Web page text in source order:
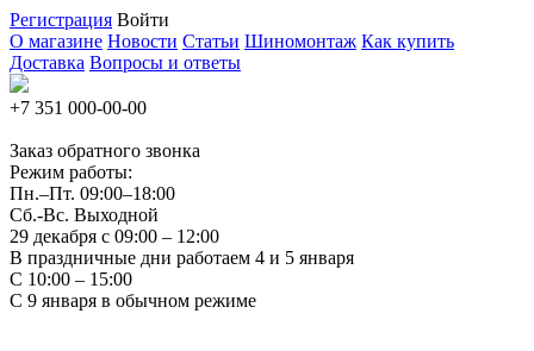
Регистрация Войти
О магазине Новости Статьи Шиномонтаж Как купить
Доставка Вопросы и ответы
+7 351 000-00-00
Заказ обратного звонка
Режим работы:
Пн.–Пт. 09:00–18:00
Сб.-Вс. Выходной
29 декабря с 09:00 – 12:00
В праздничные дни работаем 4 и 5 января
С 10:00 – 15:00
С 9 января в обычном режиме